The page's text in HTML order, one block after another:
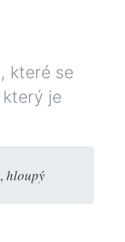
které se
je
,hloupý